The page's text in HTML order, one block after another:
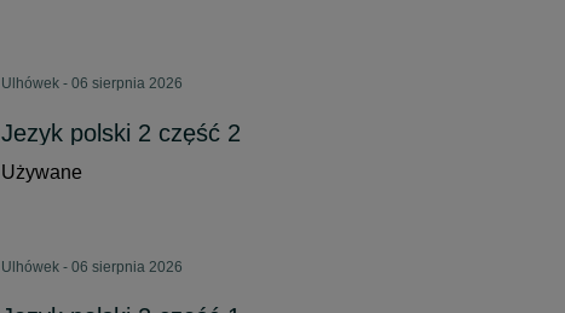
Ulhówek - 06 sierpnia 2026
Jezyk polski 2 część 2
Używane
Ulhówek - 06 sierpnia 2026